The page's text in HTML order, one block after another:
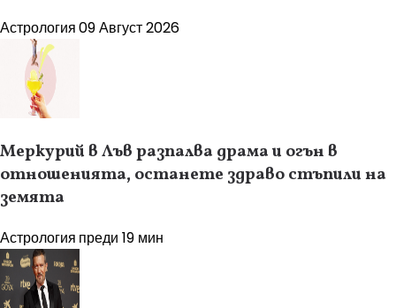
Астрология09 Август 2026
Меркурий в Лъв разпалва драма и огън в
отношенията, останете здраво стъпили на
земята
Астрология преди 19 мин